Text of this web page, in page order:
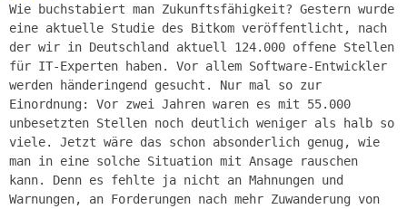
Wie buchstabiert man Zukunftsfähigkeit? Gestern wurde
eine aktuelle Studie des Bitkom veröffentlicht, nach
der wir in Deutschland aktuell 124.000 offene Stellen
für IT-Experten haben. Vor allem Software-Entwickler
werden händeringend gesucht. Nur mal so zur
Einordnung: Vor zwei Jahren waren es mit 55.000
unbesetzten Stellen noch deutlich weniger als halb so
viele. Jetzt wäre das schon absonderlich genug, wie
man in eine solche Situation mit Ansage rauschen
kann. Denn es fehlte ja nicht an Mahnungen und
Warnungen, an Forderungen nach mehr Zuwanderung von